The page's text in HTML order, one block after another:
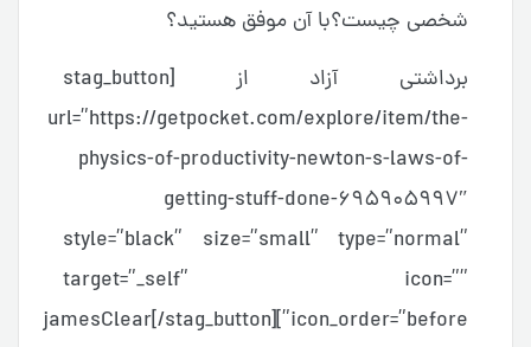
شخصی چیست؟با آن موفق هستید؟
برداشتی آزاد از [stag_button
url=”https://getpocket.com/explore/item/the-
physics-of-productivity-newton-s-laws-of-
getting-stuff-done-695905997″
style=”black” size=”small” type=”normal”
target=”_self” icon=””
icon_order=”before”]jamesClear[/stag_button]